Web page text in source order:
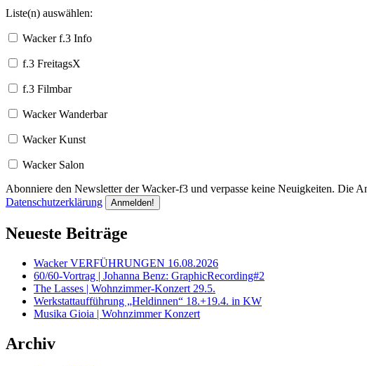
Liste(n) auswählen:
Wacker f.3 Info
f.3 FreitagsX
f.3 Filmbar
Wacker Wanderbar
Wacker Kunst
Wacker Salon
Abonniere den Newsletter der Wacker-f3 und verpasse keine Neuigkeiten. Die
Datenschutzerklärung
Neueste Beiträge
Wacker VERFÜHRUNGEN 16.08.2026
60/60-Vortrag | Johanna Benz: GraphicRecording#2
The Lasses | Wohnzimmer-Konzert 29.5.
Werkstattaufführung „Heldinnen“ 18.+19.4. in KW
Musika Gioia | Wohnzimmer Konzert
Archiv